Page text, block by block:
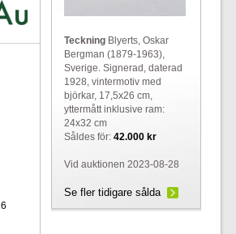
TeckningBlyerts, Oskar
Bergman (1879-1963),
Sverige. Signerad, daterad
1928, vintermotiv med
björkar, 17,5x26 cm,
yttermått inklusive ram:
24x32 cm
Såldes för: 42.000 kr
Vid auktionen 2023-08-28
Se fler tidigare sålda